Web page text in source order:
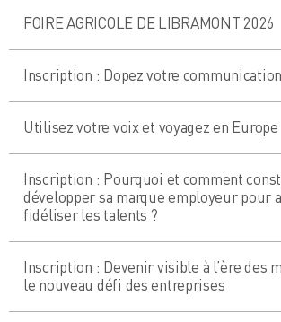
FOIRE AGRICOLE DE LIBRAMONT 2026
Inscription : Dopez votre communication
Utilisez votre voix et voyagez en Europe
Inscription : Pourquoi et comment
développer sa marque employeur pour
fidéliser les talents ?
Inscription : Devenir visible à l’ère des
le nouveau défi des entreprises